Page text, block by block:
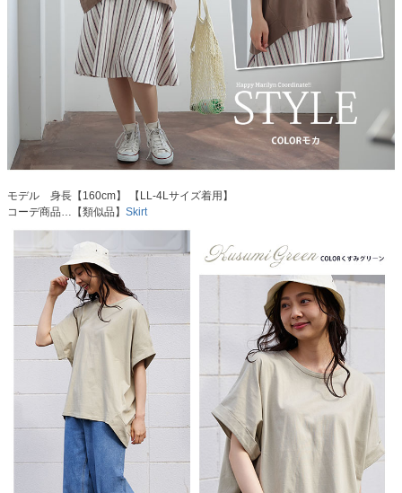
モデル 身長【160cm】 【LL-4Lサイズ着用】
コーデ商品…【類似品】 Skirt